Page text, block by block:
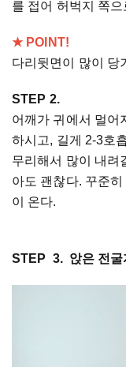
를 접어 허벅지 쪽
★ POINT!
다리뒷면이 많이 당
STEP 2.
어깨가 귀에서 멀어
하시고, 길게 2-3호
무리해서 많이 내려
아도 괜찮다. 꾸준
이 온다.
STEP 3. 앉은 전굴